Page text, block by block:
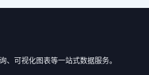
可视化图表等一站式数据服务。